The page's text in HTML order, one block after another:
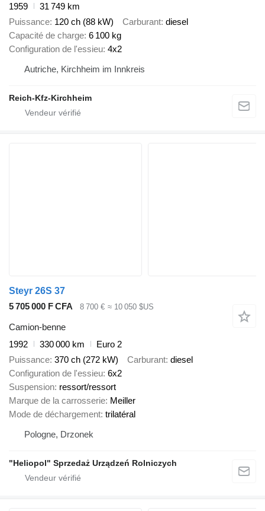
1959
31 749 km
Puissance 120 ch (88 kW) Carburant diesel
Capacité de charge 6 100 kg
Configuration de l'essieu 4x2
Autriche, Kirchheim im Innkreis
Reich-Kfz-Kirchheim
Steyr 26S 37
5 705 000 F CFA
8 700 € ≈ 10 050 $US
Camion-benne
1992
330 000 km
Euro 2
Puissance 370 ch (272 kW) Carburant diesel
Configuration de l'essieu 6x2
Suspension ressort/ressort
Marque de la carrosserie Meiller
Mode de déchargement trilatéral
Pologne, Drzonek
"Heliopol" Sprzedaż Urządzeń Rolniczych